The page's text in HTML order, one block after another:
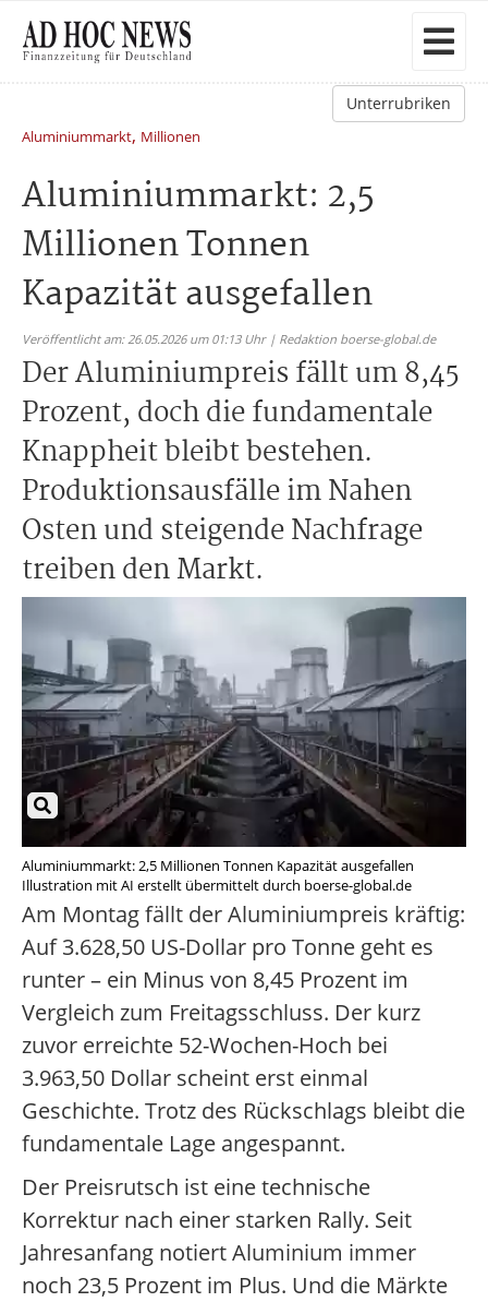
Unterrubriken
Aluminiummarkt, Millionen
Aluminiummarkt: 2,5
Millionen Tonnen
Kapazität ausgefallen
Veröffentlicht am: 26.05.2026 um 01:13 Uhr | Redaktion boerse-global.de
Der Aluminiumpreis fällt um 8,45
Prozent, doch die fundamentale
Knappheit bleibt bestehen.
Produktionsausfälle im Nahen
Osten und steigende Nachfrage
treiben den Markt.
Aluminiummarkt: 2,5 Millionen Tonnen Kapazität ausgefallen
Illustration mit AI erstellt übermittelt durch boerse-global.de
Am Montag fällt der Aluminiumpreis kräftig:
Auf 3.628,50 US-Dollar pro Tonne geht es
runter – ein Minus von 8,45 Prozent im
Vergleich zum Freitagsschluss. Der kurz
zuvor erreichte 52-Wochen-Hoch bei
3.963,50 Dollar scheint erst einmal
Geschichte. Trotz des Rückschlags bleibt die
fundamentale Lage angespannt.
Der Preisrutsch ist eine technische
Korrektur nach einer starken Rally. Seit
Jahresanfang notiert Aluminium immer
noch 23,5 Prozent im Plus. Und die Märkte